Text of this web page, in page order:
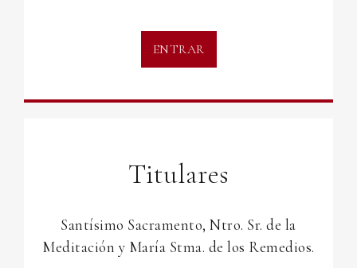
ENTRAR
Titulares
Santísimo Sacramento, Ntro. Sr. de la
Meditación y María Stma. de los Remedios.